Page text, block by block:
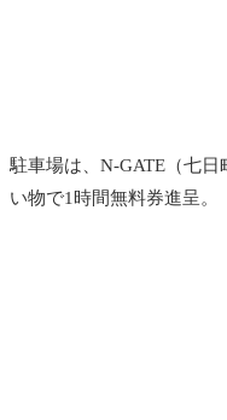
駐車場は、N-GATE（七
い物で1時間無料券進呈。